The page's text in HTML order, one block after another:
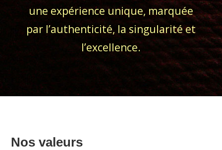
une expérience unique, marquée
par l’authenticité, la singularité et
l’excellence.
Nos valeurs